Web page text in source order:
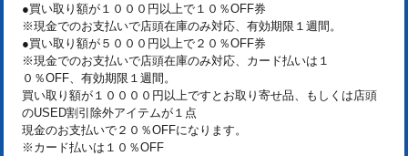
●買い取り額が１０００円以上で１０％OFF券
※現金でのお支払いで店頭在庫のみ対応、有効期限１週間。
●買い取り額が５０００円以上で２０％OFF券
※現金でのお支払いで店頭在庫のみ対応、カード払いは１
０％OFF、有効期限１週間。
買い取り額が１００００円以上ですとお取り寄せ品、もしくは店頭
のUSED割引除外アイテムが１点
現金のお支払いで２０％OFFになります。
※カード払いは１０％OFF